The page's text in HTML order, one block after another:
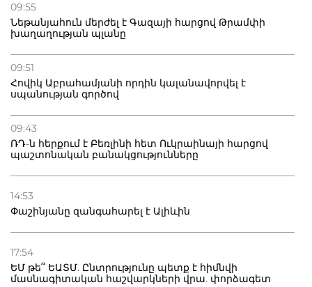
09:55
Նեթանյահուն մերժել է Գազայի հարցով Թրամփի
խաղաղության պլանը
09:51
Հովիկ Աբրահամյանի որդին կալանավորվել է
սպանության գործով
09:43
ՌԴ-ն հերքում է Բեռլինի հետ Ուկրաինայի հարցով
պաշտոնական բանակցությունները
14:53
Փաշինյանը զանգահարել է Ալիևին
17:54
ԵՄ թե՞ ԵԱՏՄ. Ընտրությունը պետք է հիմնվի
մասնագիտական հաշվարկների վրա. փորձագետ